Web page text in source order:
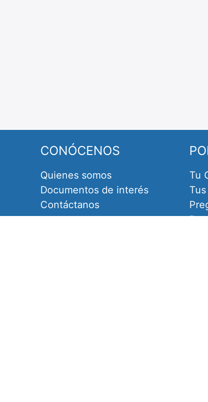
CONÓCENOS
Quienes somos
Documentos de interés
Contáctanos
Tu